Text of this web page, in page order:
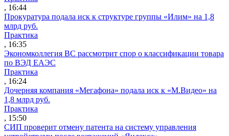
, 16:44
Прокуратура подала иск к структуре группы «Илим» на 1,8
млрд руб.
Практика
, 16:35
Экономколлегия ВС рассмотрит спор о классификации товара
по ВЭД ЕАЭС
Практика
, 16:24
Дочерняя компания «Мегафона» подала иск к «М.Видео» на
1,8 млрд руб.
Практика
, 15:50
СИП проверит отмену патента на систему управления